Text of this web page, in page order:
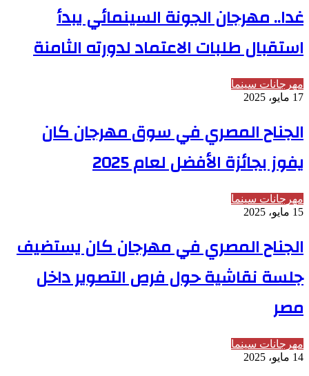
غدا.. مهرجان الجونة السينمائي يبدأ
استقبال طلبات الاعتماد لدورته الثامنة
مهرجانات سينما
17 مايو، 2025
الجناح المصري في سوق مهرجان كان
يفوز بجائزة الأفضل لعام 2025
مهرجانات سينما
15 مايو، 2025
الجناح المصري في مهرجان كان يستضيف
جلسة نقاشية حول فرص التصوير داخل
مصر
مهرجانات سينما
14 مايو، 2025